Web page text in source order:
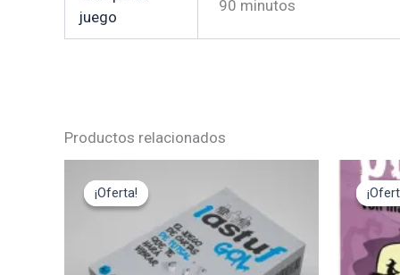
juego
90 minutos
Productos relacionados
¡Oferta!
¡Oferta!
precio
original
17,95€.16,15€.
El